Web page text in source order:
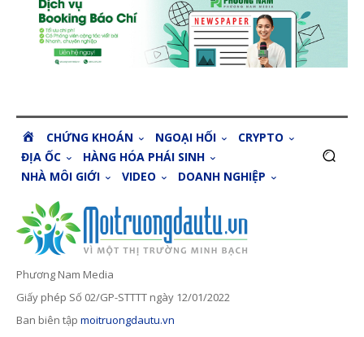
O
M
CHỨNG KHOÁN NGOẠI HỐI
CRYPTO
ĐỊA ỐC
HÀNG HÓA PHÁI SINH
NHÀ MÔI GIỚI
VIDEO DOANH NGHIỆP
Phương Nam Media
Giấy phép Số 02/GP-STTTT ngày 12/01/2022
Ban biên tập moitruongdautu.vn